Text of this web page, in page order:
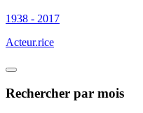
1938 - 2017
Acteur.rice
Rechercher par mois